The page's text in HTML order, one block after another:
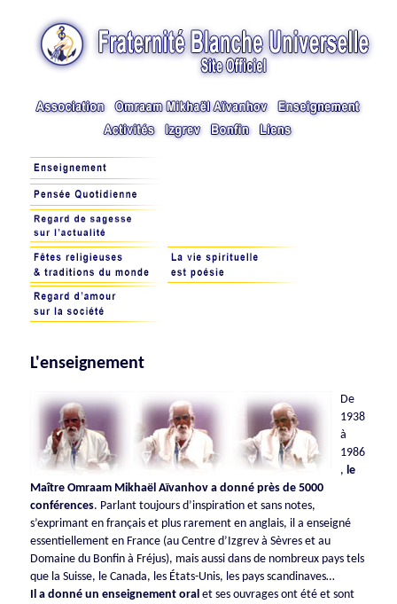
L'enseignement
De
1938
à
1986
, le
Maître Omraam Mikhaël Aïvanhov a donné près de 5000
conférences. Parlant toujours d’inspiration et sans notes,
s’exprimant en français et plus rarement en anglais, il a enseigné
essentiellement en France (au Centre d’Izgrev à Sèvres et au
Domaine du Bonfin à Fréjus), mais aussi dans de nombreux pays tels
que la Suisse, le Canada, les États-Unis, les pays scandinaves…
Il a donné un enseignement oral et ses ouvrages ont été et sont